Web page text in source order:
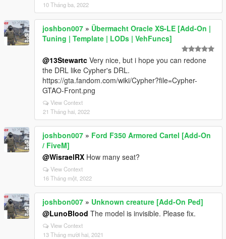
10 Tháng ba, 2022
joshbon007 » Übermacht Oracle XS-LE [Add-On |
Tuning | Template | LODs | VehFuncs]
@13Stewartc Very nice, but i hope you can redone
the DRL like Cypher's DRL.
https://gta.fandom.com/wiki/Cypher?file=Cypher-
GTAO-Front.png
View Context
21 Tháng hai, 2022
joshbon007 » Ford F350 Armored Cartel [Add-On
/ FiveM]
@WisraelRX How many seat?
View Context
16 Tháng một, 2022
joshbon007 » Unknown creature [Add-On Ped]
@LunoBlood The model is invisible. Please fix.
View Context
13 Tháng mười hai, 2021